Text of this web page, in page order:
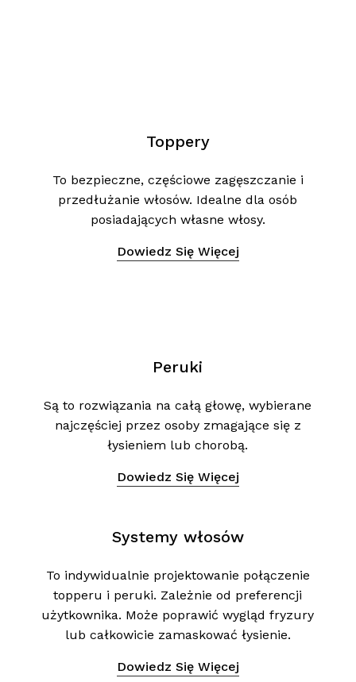
Toppery
To bezpieczne, częściowe zagęszczanie i
przedłużanie włosów. Idealne dla osób
posiadających własne włosy.
Dowiedz Się Więcej
Peruki
Są to rozwiązania na całą głowę, wybierane
najczęściej przez osoby zmagające się z
łysieniem lub chorobą.
Dowiedz Się Więcej
Systemy włosów
To indywidualnie projektowanie połączenie
topperu i peruki. Zależnie od preferencji
użytkownika. Może poprawić wygląd fryzury
lub całkowicie zamaskować łysienie.
Dowiedz Się Więcej